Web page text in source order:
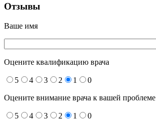
Отзывы
Ваше имя
Оцените квалификацию врача
5 4 3 2 1 0
Оцените внимание врача к вашей проблеме
5 4 3 2 1 0